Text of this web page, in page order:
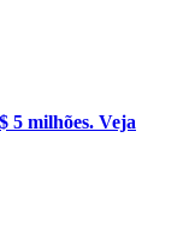
5 milhões. Veja